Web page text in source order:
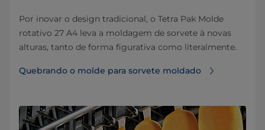
Por inovar o design tradicional, o Tetra Pak Molde
rotativo 27 A4 leva a moldagem de sorvete à novas
alturas, tanto de forma figurativa como literalmente.
Quebrando o molde para sorvete moldado